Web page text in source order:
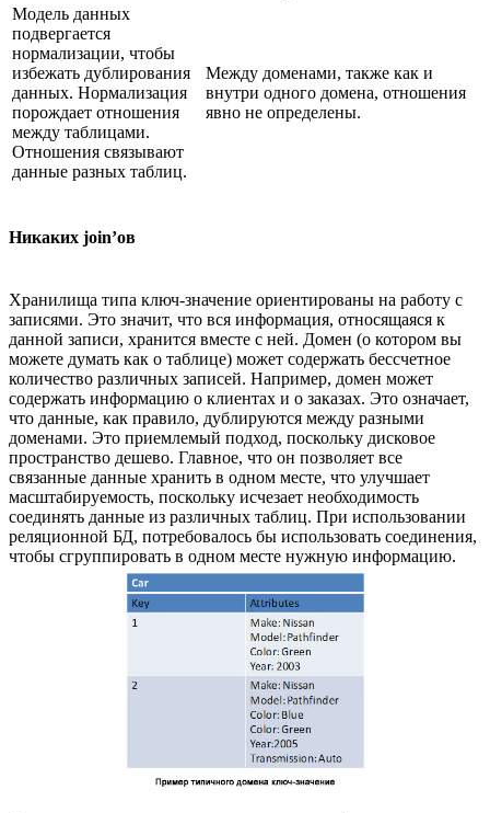
Модель данных
подвергается
нормализации, чтобы
избежать дублирования
данных. Нормализация
порождает отношения
между таблицами.
Отношения связывают
данные разных таблиц.
Между доменами, также как и
внутри одного домена, отношения
явно не определены.
Никаких join’ов
Хранилища типа ключ-значение ориентированы на работу с
записями. Это значит, что вся информация, относящаяся к
данной записи, хранится вместе с ней. Домен (о котором вы
можете думать как о таблице) может содержать бессчетное
количество различных записей. Например, домен может
содержать информацию о клиентах и о заказах. Это означает,
что данные, как правило, дублируются между разными
доменами. Это приемлемый подход, поскольку дисковое
пространство дешево. Главное, что он позволяет все
связанные данные хранить в одном месте, что улучшает
масштабируемость, поскольку исчезает необходимость
соединять данные из различных таблиц. При использовании
реляционной БД, потребовалось бы использовать соединения,
чтобы сгруппировать в одном месте нужную информацию.